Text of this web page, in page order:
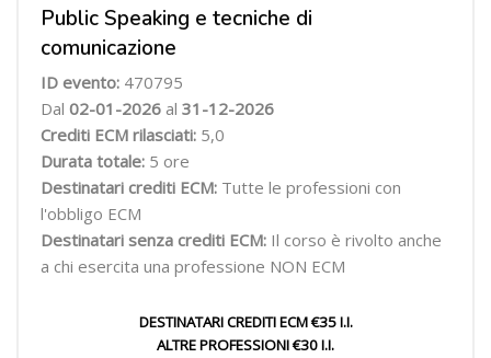
Public Speaking e tecniche di
comunicazione
ID evento: 470795
Dal 02-01-2026 al 31-12-2026
Crediti ECM rilasciati: 5,0
Durata totale: 5 ore
Destinatari crediti ECM: Tutte le professioni con
l'obbligo ECM
Destinatari senza crediti ECM: Il corso è rivolto anche
a chi esercita una professione NON ECM
DESTINATARI CREDITI ECM €35 I.I.
ALTRE PROFESSIONI €30 I.I.